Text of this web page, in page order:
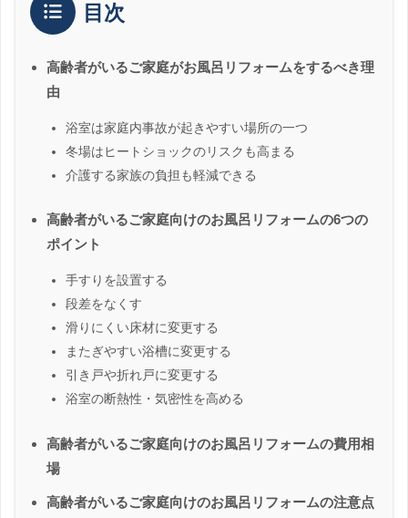
目次
高齢者がいるご家庭がお風呂リフォームをするべき理
由
浴室は家庭内事故が起きやすい場所の一つ
冬場はヒートショックのリスクも高まる
介護する家族の負担も軽減できる
高齢者がいるご家庭向けのお風呂リフォームの6つの
ポイント
手すりを設置する
段差をなくす
滑りにくい床材に変更する
またぎやすい浴槽に変更する
引き戸や折れ戸に変更する
浴室の断熱性・気密性を高める
高齢者がいるご家庭向けのお風呂リフォームの費用相
場
高齢者がいるご家庭向けのお風呂リフォームの注意点